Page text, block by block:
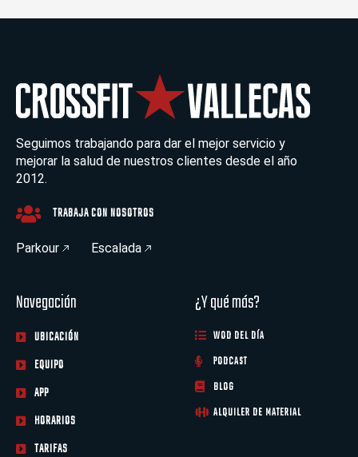
Seguimos trabajando para dar el mejor servicio y
mejorar la salud de nuestros clientes desde el año
2012.
TRABAJA CON NOSOTROS
Parkour Escalada
Navegación
UBICACIÓN
EQUIPO
APP
HORARIOS
TARIFAS
¿Y qué más?
WOD DEL DÍA
PODCAST
BLOG
ALQUILER DE MATERIAL